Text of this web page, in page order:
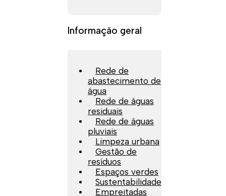
Informação geral
Rede de
abastecimento de
água
Rede de águas
residuais
Rede de águas
pluviais
Limpeza urbana
Gestão de
resíduos
Espaços verdes
Sustentabilidade
Empreitadas